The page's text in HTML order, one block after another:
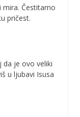
mira. Čestitamo
pričest.
da je ovo veliki
u ljubavi Isusa